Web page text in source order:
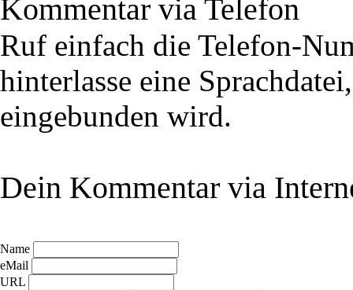
Kommentar via Telefon
Ruf einfach die Telefon-
hinterlasse eine
eingebunden wird.
Dein Kommentar via
Name
eMail
URL